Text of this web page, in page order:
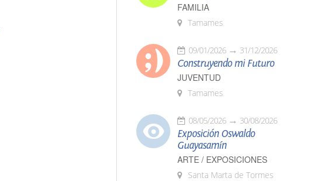
FAMILIA
Tamames
09/01/2026 31/12/2026
Construyendo mi Futuro
JUVENTUD
Tamames
08/05/2026 30/08/2026
Exposición Oswaldo
Guayasamín
ARTE / EXPOSICIONES
Santa Marta de Tormes